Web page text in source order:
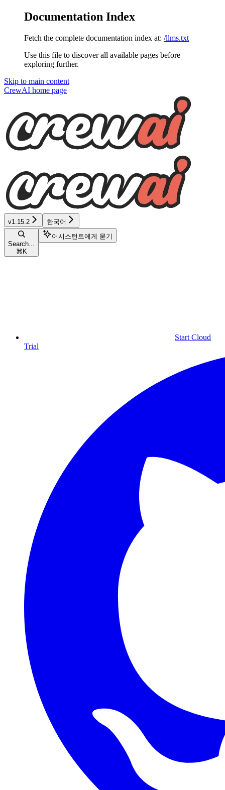
Documentation Index
Fetch the complete documentation index at: /llms.txt
Use this file to discover all available pages before
exploring further.
Skip to main content
CrewAI home page
v1.15.2 한국어
Search...
⌘ K
어시스턴트에게 묻기
Start Cloud
Trial